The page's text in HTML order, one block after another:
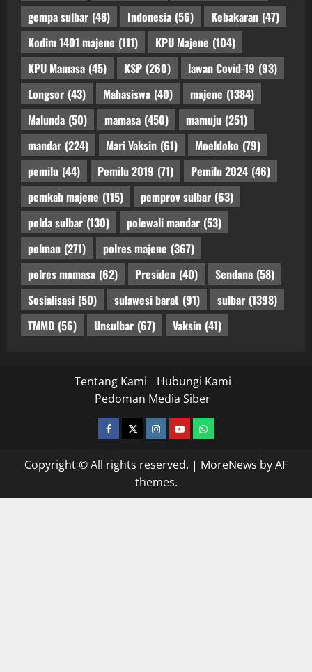
gempa sulbar (48) Indonesia (56) Kebakaran (47)
Kodim 1401 majene (111) KPU Majene (104)
KPU Mamasa (45) KSP (260) lawan Covid-19 (93)
Longsor (43) Mahasiswa (40) majene (1384)
Malunda (50) mamasa (450) mamuju (251)
mandar (224) Mari Vaksin (61) Moeldoko (79)
pemilu (44) Pemilu 2019 (71) Pemilu 2024 (46)
pemkab majene (115) pemprov sulbar (63)
polda sulbar (130) polewali mandar (53)
polman (271) polres majene (367)
polres mamasa (62) Presiden (40) Sendana (58)
Sosialisasi (50) sulawesi barat (91) sulbar (1398)
TMMD (56) Unsulbar (67) Vaksin (41)
Tentang Kami
Hubungi Kami
Pedoman Media Siber
facebooktwitterinstagram.com
youtubewhatsapp
Copyright © All rights reserved. | MoreNews by AF
themes.